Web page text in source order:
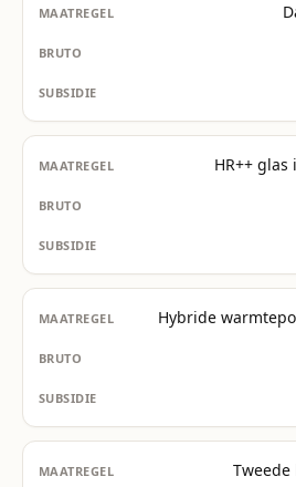
HR++
Hybride